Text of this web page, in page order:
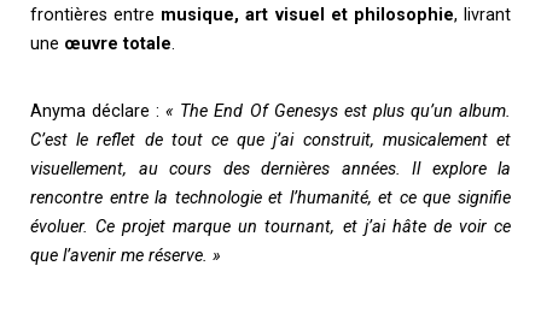
frontières entre musique, art visuel et philosophie, livrant
une œuvre totale.
Anyma déclare :« The End Of Genesys est plus qu’un album.
C’est le reflet de tout ce que j’ai construit, musicalement et
visuellement, au cours des dernières années. Il explore la
rencontre entre la technologie et l’humanité, et ce que signifie
évoluer. Ce projet marque un tournant, et j’ai hâte de voir ce
que l’avenir me réserve. »